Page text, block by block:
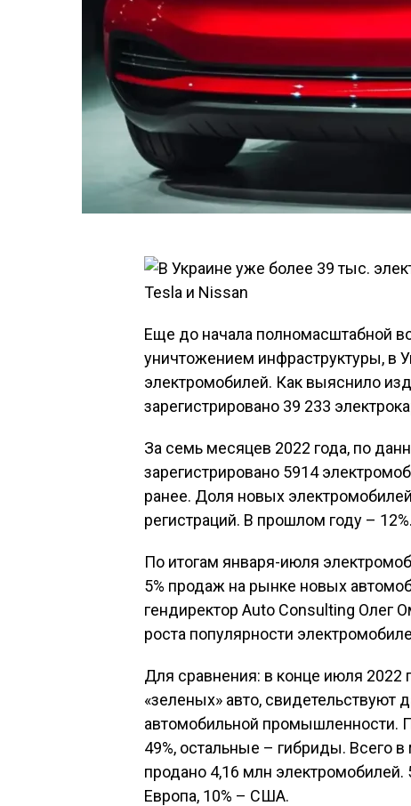
Еще до начала полномасштабной
уничтожением инфраструктуры, в
электромобилей. Как выяснило
зарегистрировано 39 233
За семь месяцев 2022 года, по
зарегистрировано 5914
ранее. Доля новых
регистраций. В прошлом году – 12%.
По итогам января-июля
5% продаж на рынке новых
гендиректор Auto Consulting Олег
роста популярности
Для сравнения: в конце июля 2022
«зеленых» авто, свидетельствуют
автомобильной промышленности.
49%, остальные – гибриды. Всего
продано 4,16 млн электромобилей.
Европа, 10% – США.